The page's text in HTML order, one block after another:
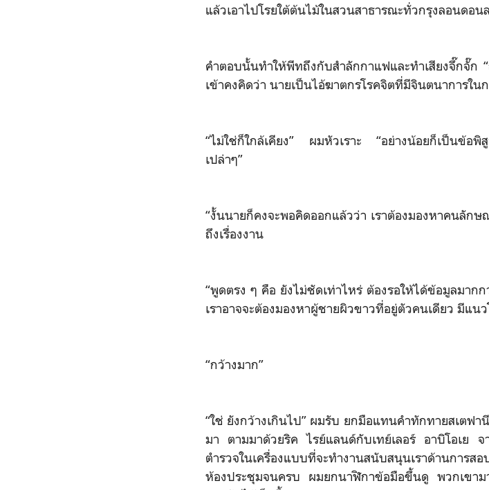
แล้วเอาไปโรยใต้ต้นไม้ในสวนสาธารณะทั่วกรุงลอนดอน
คำตอบนั้นทำให้พีทถึงกับสำลักกาแฟและทำเสียงจึ๊กจั๊ก
เข้าคงคิดว่า นายเป็นไอ้ฆาตกรโรคจิตที่มีจินตนาการใน
“ไม่ใช่ก็ใกล้เคียง” ผมหัวเราะ “อย่างน้อยก็เป็นข้อ
เปล่าๆ”
“งั้นนายก็คงจะพอคิดออกแล้วว่า เราต้องมองหาคนลัก
ถึงเรื่องงาน
“พูดตรง ๆ คือ ยังไม่ชัดเท่าไหร่ ต้องรอให้ได้ข้อมูลมาก
เราอาจจะต้องมองหาผู้ชายผิวขาวที่อยู่ตัวคนเดียว มีแน
“กว้างมาก”
“ใช่ ยังกว้างเกินไป” ผมรับ ยกมือแทนคำทักทายสเตฟา
มา ตามมาด้วยริค ไรย์แลนด์กับเทย์เลอร์ อาบิโอเย
ตำรวจในเครื่องแบบที่จะทำงานสนับสนุนเราด้านการ
ห้องประชุมจนครบ ผมยกนาฬิกาข้อมือขึ้นดู พวกเขาม